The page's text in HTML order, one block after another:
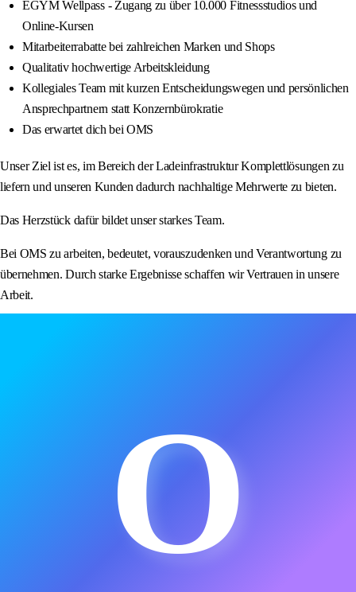
EGYM Wellpass - Zugang zu über 10.000 Fitnessstudios und
Online-Kursen
Mitarbeiterrabatte bei zahlreichen Marken und Shops
Qualitativ hochwertige Arbeitskleidung
Kollegiales Team mit kurzen Entscheidungswegen und persönlichen
Ansprechpartnern statt Konzernbürokratie
Das erwartet dich bei OMS
Unser Ziel ist es, im Bereich der Ladeinfrastruktur Komplettlösungen zu
liefern und unseren Kunden dadurch nachhaltige Mehrwerte zu bieten.
Das Herzstück dafür bildet unser starkes Team.
Bei OMS zu arbeiten, bedeutet, vorauszudenken und Verantwortung zu
übernehmen. Durch starke Ergebnisse schaffen wir Vertrauen in unsere
Arbeit.
O